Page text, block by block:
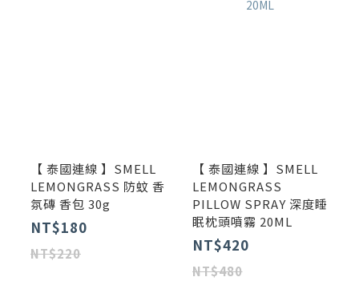
【 泰國連線 】SMELL
LEMONGRASS 防蚊 香
氛磚 香包 30g
NT$180
NT$220
【 泰國連線 】SMELL
LEMONGRASS
PILLOW SPRAY 深度睡
眠枕頭噴霧 20ML
NT$420
NT$480